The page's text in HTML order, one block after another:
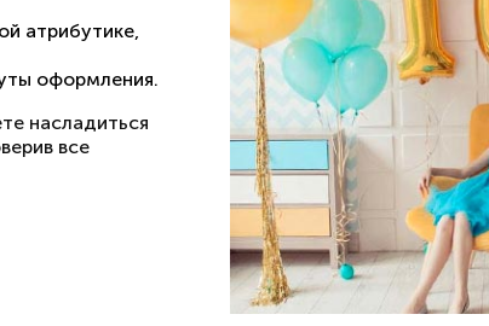
атрибутике,
оформления.
насладиться
все